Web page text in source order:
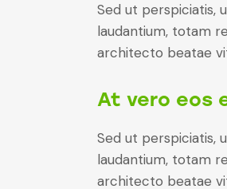
Sed ut perspiciatis,
laudantium, totam
architecto beatae
At vero eos
Sed ut perspiciatis,
laudantium, totam
architecto beatae